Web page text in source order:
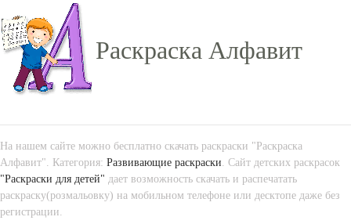
Раскраска Алфавит
На нашем сайте можно бесплатно скачать раскраски "Раскраска
Алфавит". Категория: Развивающие раскраски. Сайт детских раскрасок
"Раскраски для детей" дает возможность скачать и распечатать
раскраску(розмальовку) на мобильном телефоне или десктопе даже без
регистрации.